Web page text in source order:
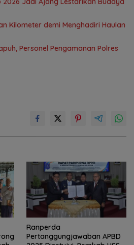
Kilometer demi Menghadiri Haulan
Personel Pengamanan Polres
Ranperda
Pertanggungjawaban APBD